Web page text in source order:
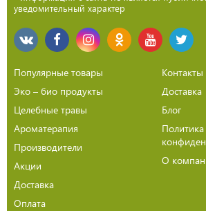
уведомительный характер
Популярные товары
Эко – био продукты
Целебные травы
Ароматерапия
Производители
Акции
Доставка
Оплата
Контакты
Доставка
Блог
Политика
О